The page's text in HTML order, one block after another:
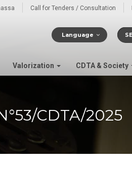
Call for Tenders / Consultation
Language
Valorization CDTA & Society
CDTA/2025